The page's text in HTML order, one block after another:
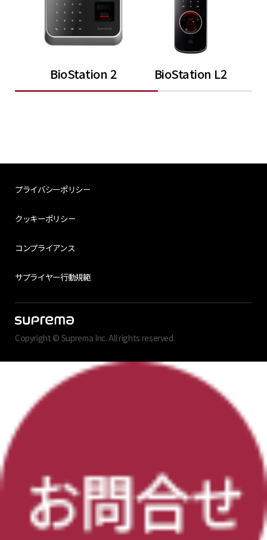
BioStation 2 BioStation L2
プライバシーポリシー
クッキーポリシー
コンプライアンス
サプライヤー行動規範
Copyright © Suprema Inc. All rights reserved.